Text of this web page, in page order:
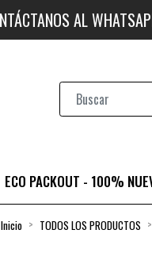
AL
ECO PACKOUT - 100%
Inicio TODOS LOS PRODUCTOS